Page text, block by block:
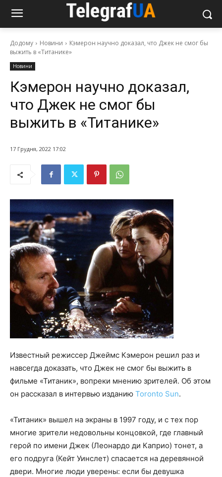
Додому Новини
Кэмерон научно доказал, что Джек не смог бы
выжить в «Титанике»
Новини
Кэмерон научно доказал,
что Джек не смог бы
выжить в «Титанике»
17 Грудня, 2022 17:02
Известный режиссер Джеймс Кэмерон решил раз и
навсегда доказать, что Джек не смог бы выжить в
фильме «Титаник», вопреки мнению зрителей. Об этом
он рассказал в интервью изданию Toronto Sun.
«Титаник» вышел на экраны в 1997 году, и с тех пор
многие зрители недовольны концовкой, где главный
герой по имени Джек (Леонардо ди Каприо) тонет, а
его подруга (Кейт Уинслет) спасается на деревянной
двери. Многие люди уверены: если бы девушка